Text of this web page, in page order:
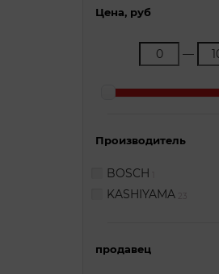
Цена, руб
—
Производитель
BOSCH
KASHIYAMA
продавец